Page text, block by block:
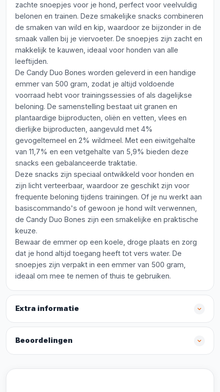
zachte snoepjes voor je hond, perfect voor veelvuldig
belonen en trainen. Deze smakelijke snacks combineren
de smaken van wild en kip, waardoor ze bijzonder in de
smaak vallen bij je viervoeter. De snoepjes zijn zacht en
makkelijk te kauwen, ideaal voor honden van alle
leeftijden.
De Candy Duo Bones worden geleverd in een handige
emmer van 500 gram, zodat je altijd voldoende
voorraad hebt voor trainingssessies of als dagelijkse
beloning. De samenstelling bestaat uit granen en
plantaardige bijproducten, oliën en vetten, vlees en
dierlijke bijproducten, aangevuld met 4%
gevogeltemeel en 2% wildmeel. Met een eiwitgehalte
van 11,7% en een vetgehalte van 5,9% bieden deze
snacks een gebalanceerde traktatie.
Deze snacks zijn speciaal ontwikkeld voor honden en
zijn licht verteerbaar, waardoor ze geschikt zijn voor
frequente beloning tijdens trainingen. Of je nu werkt aan
basiscommando's of gewoon je hond wilt verwennen,
de Candy Duo Bones zijn een smakelijke en praktische
keuze.
Bewaar de emmer op een koele, droge plaats en zorg
dat je hond altijd toegang heeft tot vers water. De
snoepjes zijn verpakt in een emmer van 500 gram,
ideaal om mee te nemen of thuis te gebruiken.
Extra informatie
Beoordelingen